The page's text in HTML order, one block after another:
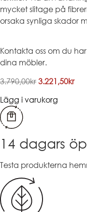
mycket slitage på
orsaka synliga skador
Kontakta oss om du
dina möbler.
3.790,00kr Det
priset
3.221,50krDet
Lägg i varukorg
14 dagars
Testa produkterna